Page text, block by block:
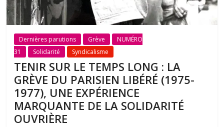
Dernières parutions Grève
NUMÉRO
31
Solidarité Syndicalisme
TENIR SUR LE TEMPS LONG : LA
GRÈVE DU PARISIEN LIBÉRÉ (1975-
1977), UNE EXPÉRIENCE
MARQUANTE DE LA SOLIDARITÉ
OUVRIÈRE